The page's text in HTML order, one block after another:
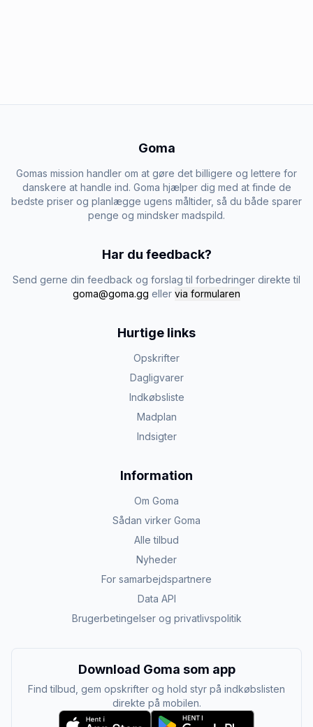
Goma
Gomas mission handler om at gøre det billigere og lettere for
danskere at handle ind. Goma hjælper dig med at finde de
bedste priser og planlægge ugens måltider, så du både sparer
penge og mindsker madspild.
Har du feedback?
Send gerne din feedback og forslag til forbedringer direkte til
goma@goma.gg eller via formularen
Hurtige links
Opskrifter
Dagligvarer
Indkøbsliste
Madplan
Indsigter
Information
Om Goma
Sådan virker Goma
Alle tilbud
Nyheder
For samarbejdspartnere
Data API
Brugerbetingelser og privatlivspolitik
Download Goma som app
Find tilbud, gem opskrifter og hold styr på indkøbslisten
direkte på mobilen.